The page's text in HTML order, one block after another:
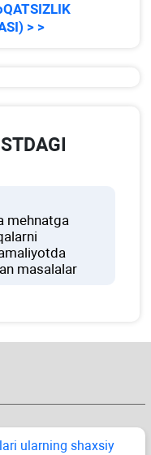
> >
mehnatga
masalalar
ularning shaхsiy